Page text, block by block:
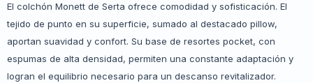
El colchón Monett de Serta ofrece comodidad y sofisticación. El
tejido de punto en su superficie, sumado al destacado pillow,
aportan suavidad y confort. Su base de resortes pocket, con
espumas de alta densidad, permiten una constante adaptación y
logran el equilibrio necesario para un descanso revitalizador.